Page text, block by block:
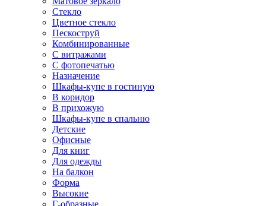
Стекло
Цветное стекло
Пескоструй
Комбинированные
С витражами
С фотопечатью
Назначение
Шкафы-купе в гостиную
В коридор
В прихожую
Шкафы-купе в спальню
Детские
Офисные
Для книг
Для одежды
На балкон
Форма
Высокие
Г-образные